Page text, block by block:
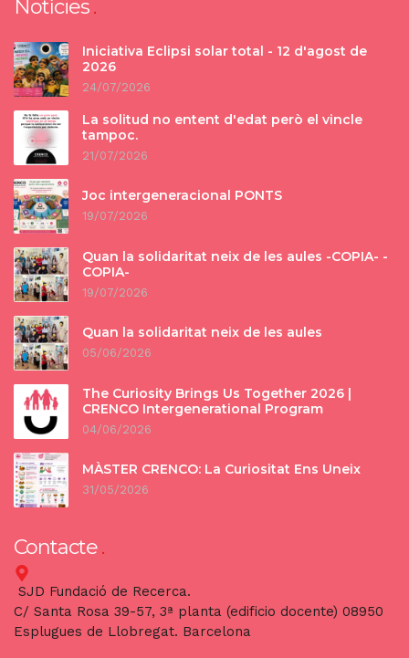
Notícies
Iniciativa Eclipsi solar total - 12 d'agost de
2026
24/07/2026
La solitud no entent d'edat però el vincle
tampoc.
21/07/2026
Joc intergeneracional PONTS
19/07/2026
Quan la solidaritat neix de les aules -COPIA- -
COPIA-
19/07/2026
Quan la solidaritat neix de les aules
05/06/2026
The Curiosity Brings Us Together 2026 |
CRENCO Intergenerational Program
04/06/2026
MÀSTER CRENCO: La Curiositat Ens Uneix
31/05/2026
Contacte
SJD Fundació de Recerca.
C/ Santa Rosa 39-57, 3ª planta (edificio docente) 08950
Esplugues de Llobregat. Barcelona